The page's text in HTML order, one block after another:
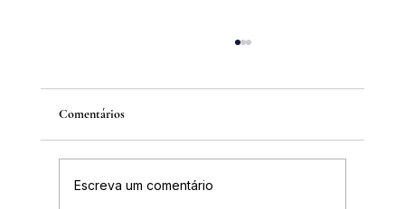
Comentários
Escreva um comentário